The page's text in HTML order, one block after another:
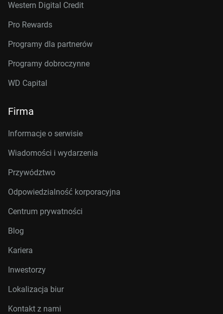
Western Digital Credit
Pro Rewards
Programy dla partnerów
Programy dobroczynne
WD Capital
Firma
Informacje o serwisie
Wiadomości i wydarzenia
Przywództwo
Odpowiedzialność korporacyjna
Centrum prywatności
Blog
Kariera
Inwestorzy
Lokalizacja biur
Kontakt z nami